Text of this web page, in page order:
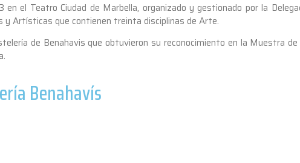
el Teatro Ciudad de Marbella, organizado y gestionado por la
Artísticas que contienen treinta disciplinas de Arte.
de Benahavis que obtuvieron su reconocimiento en la Muestra
Benahavís